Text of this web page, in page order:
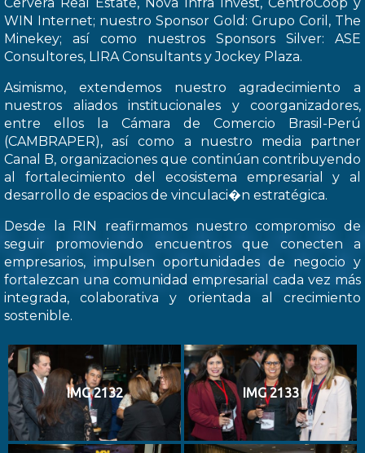
WIN Internet; nuestro Sponsor Gold: Grupo Coril, The
Minekey; así como nuestros Sponsors Silver: ASE
Consultores, LIRA Consultants y Jockey Plaza.
Asimismo, extendemos nuestro agradecimiento a
nuestros aliados institucionales y coorganizadores,
entre ellos la Cámara de Comercio Brasil-Perú
(CAMBRAPER), así como a nuestro media partner
Canal B, organizaciones que continúan contribuyendo
al fortalecimiento del ecosistema empresarial y al
desarrollo de espacios de vinculaci�n estratégica.
Desde la RIN reafirmamos nuestro compromiso de
seguir promoviendo encuentros que conecten a
empresarios, impulsen oportunidades de negocio y
fortalezcan una comunidad empresarial cada vez más
integrada, colaborativa y orientada al crecimiento
sostenible.
IMG 2132 IMG 2133